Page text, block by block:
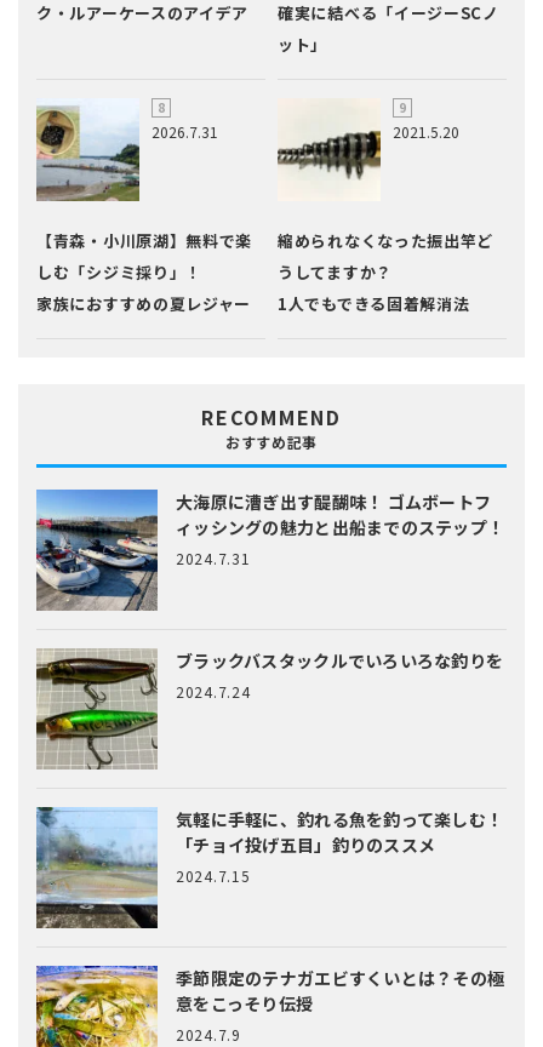
ク・ルアーケースのアイデア
確実に結べる「イージーSCノ
ット」
2026.7.31
【青森・小川原湖】無料で楽
しむ「シジミ採り」！
家族におすすめの夏レジャー
2021.5.20
縮められなくなった振出竿ど
うしてますか？
1人でもできる固着解消法
RECOMMEND
おすすめ記事
大海原に漕ぎ出す醍醐味！ ゴムボートフ
ィッシングの魅力と出船までのステップ！
2024.7.31
ブラックバスタックルでいろいろな釣りを
2024.7.24
気軽に手軽に、釣れる魚を釣って楽しむ！
「チョイ投げ五目」釣りのススメ
2024.7.15
季節限定のテナガエビすくいとは？ その極
意をこっそり伝授
2024.7.9